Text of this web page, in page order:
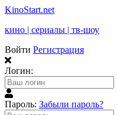
KinoStart.net
кино | сериалы | тв-шоу
Войти Регистрация
Логин:
Пароль: Забыли пароль?